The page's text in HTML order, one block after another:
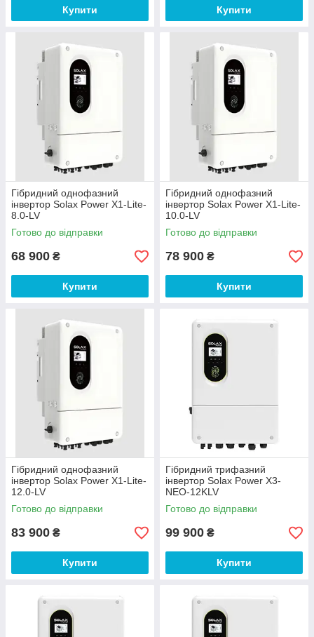
Купити Купити
Гібридний однофазний
інвертор Solax Power X1-Lite-
8.0-LV
Готово до відправки
68 900 ₴
Купити
Гібридний однофазний
інвертор Solax Power X1-Lite-
10.0-LV
Готово до відправки
78 900 ₴
Купити
Гібридний однофазний
інвертор Solax Power X1-Lite-
12.0-LV
Готово до відправки
83 900 ₴
Купити
Гібридний трифазний
інвертор Solax Power X3-
NEO-12KLV
Готово до відправки
99 900 ₴
Купити